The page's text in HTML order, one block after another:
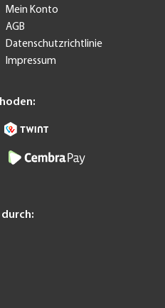
Mein Konto
AGB
Datenschutzrichtlinie
Impressum